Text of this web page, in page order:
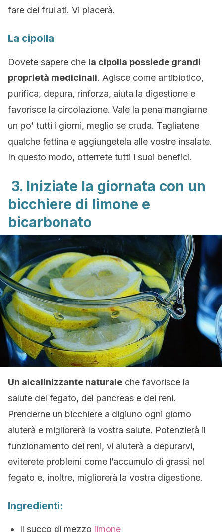
fare dei frullati. Vi piacerà.
La cipolla
Dovete sapere che la cipolla possiede grandi
proprietà medicinali. Agisce come antibiotico,
purifica, depura, rinforza, aiuta la digestione e
favorisce la circolazione. Vale la pena mangiarne
un po’ tutti i giorni, meglio se cruda. Tagliatene
qualche fettina e aggiungetela alle vostre insalate.
In questo modo, otterrete tutti i suoi benefici.
3. Iniziate la giornata con un
bicchiere di limone e
bicarbonato
Un alcalinizzante naturale che favorisce la
salute del fegato, del pancreas e dei reni.
Prenderne un bicchiere a digiuno ogni giorno
aiuterà e migliorerà la vostra salute. Potenzierà il
funzionamento dei reni, vi aiuterà a depurarvi,
eviterete problemi come l’accumulo di grassi nel
fegato e, inoltre, migliorerà la vostra digestione.
Ingredienti:
Il succo di mezzo limone